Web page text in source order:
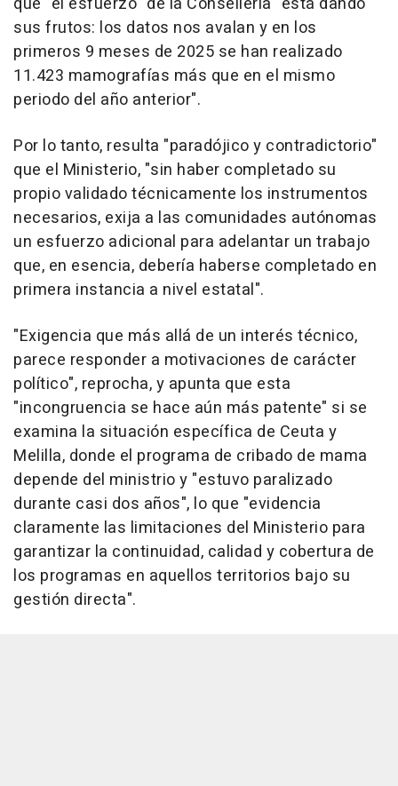
sus frutos: los datos nos avalan y en los
primeros 9 meses de 2025 se han realizado
11.423 mamografías más que en el mismo
periodo del año anterior".
Por lo tanto, resulta "paradójico y contradictorio"
que el Ministerio, "sin haber completado su
propio validado técnicamente los instrumentos
necesarios, exija a las comunidades autónomas
un esfuerzo adicional para adelantar un trabajo
que, en esencia, debería haberse completado en
primera instancia a nivel estatal".
"Exigencia que más allá de un interés técnico,
parece responder a motivaciones de carácter
político", reprocha, y apunta que esta
"incongruencia se hace aún más patente" si se
examina la situación específica de Ceuta y
Melilla, donde el programa de cribado de mama
depende del ministrio y "estuvo paralizado
durante casi dos años", lo que "evidencia
claramente las limitaciones del Ministerio para
garantizar la continuidad, calidad y cobertura de
los programas en aquellos territorios bajo su
gestión directa".